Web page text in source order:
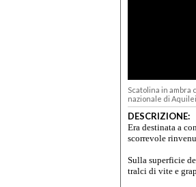
Scatolina in ambra
nazionale di
DESCRIZIONE:
Era destinata a
scorrevole
Sulla superficie
tralci di vite e